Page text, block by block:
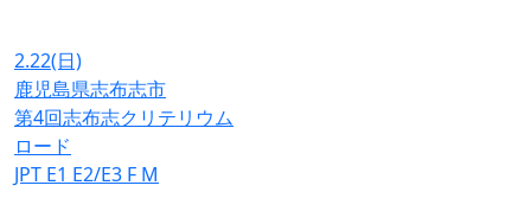
2.22(日)
鹿児島県志布志市
第4回志布志クリテリウム
ロード
JPT E1 E2/E3 F M